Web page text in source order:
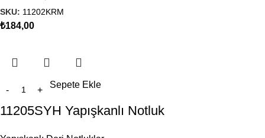
SKU: 11202KRM
₺184,00
Sepete Ekle
11205SYH Yapışkanlı Notluk